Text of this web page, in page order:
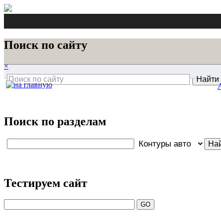
Поиск по сайту
×
Поиск по разделам
Тестируем сайт